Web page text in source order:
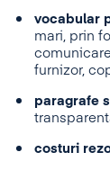
vocabular
mari, prin
furnizor,
paragrafe
costuri